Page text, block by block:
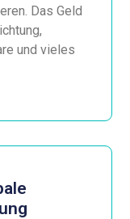
Das Geld
und vieles